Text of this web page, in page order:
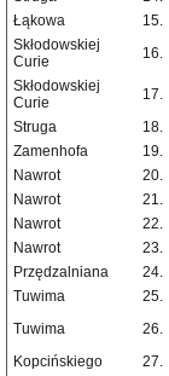
Łąkowa
15.
Skłodowskiej
Curie
16.
Skłodowskiej
Curie
17.
Struga 18.
Zamenhofa
19.
Nawrot
20.
Nawrot
21.
Nawrot
22.
Nawrot
23.
Przędzalniana
24.
Tuwima
25.
Tuwima
26.
Kopcińskiego 27.